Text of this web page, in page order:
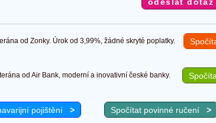
od Zonky. Úrok od 3,99%, žádné skryté poplatky.
od Air Bank, moderní a inovativní české banky.
pojištění > Spočítat povinné ručení >